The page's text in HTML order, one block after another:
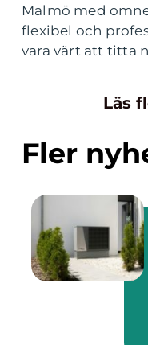
Malmö med
flexibel och
vara värt att titta
Läs
Fler